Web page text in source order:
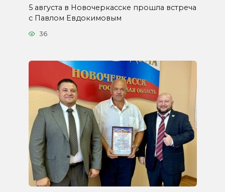
5 августа в Новочеркасске прошла встреча
с Павлом Евдокимовым
36